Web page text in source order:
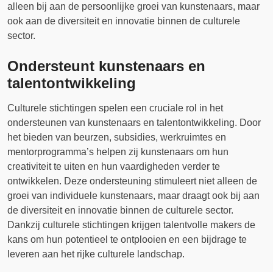
alleen bij aan de persoonlijke groei van kunstenaars, maar
ook aan de diversiteit en innovatie binnen de culturele
sector.
Ondersteunt kunstenaars en
talentontwikkeling
Culturele stichtingen spelen een cruciale rol in het
ondersteunen van kunstenaars en talentontwikkeling. Door
het bieden van beurzen, subsidies, werkruimtes en
mentorprogramma’s helpen zij kunstenaars om hun
creativiteit te uiten en hun vaardigheden verder te
ontwikkelen. Deze ondersteuning stimuleert niet alleen de
groei van individuele kunstenaars, maar draagt ook bij aan
de diversiteit en innovatie binnen de culturele sector.
Dankzij culturele stichtingen krijgen talentvolle makers de
kans om hun potentieel te ontplooien en een bijdrage te
leveren aan het rijke culturele landschap.